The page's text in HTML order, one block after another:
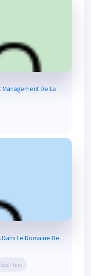
Management De La
Le Domaine De